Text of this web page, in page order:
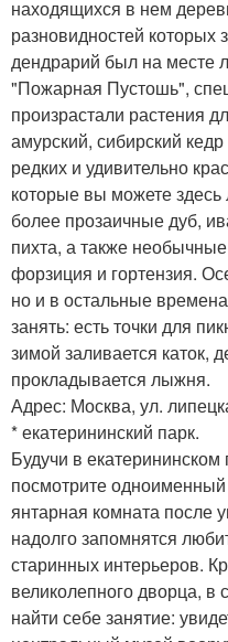
находящихся в нем
разновидностей которых
дендрарий был на месте
"Пожарная Пустошь",
произрастали растения
амурский, сибирский
редких и удивительно
которые вы можете здесь
более прозаичные дуб,
пихта, а также
форзиция и гортензия.
но и в остальные
занять: есть точки для
зимой заливается каток,
прокладывается лыжня.
Адрес: Москва, ул.
* екатерининский парк.
Будучи в екатерининском
посмотрите
янтарная комната после
надолго запомнятся
старинных интерьеров.
великолепного дворца,
найти себе занятие: